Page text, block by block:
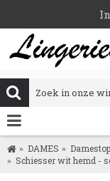
DAMES
Schiesser wit hemd -